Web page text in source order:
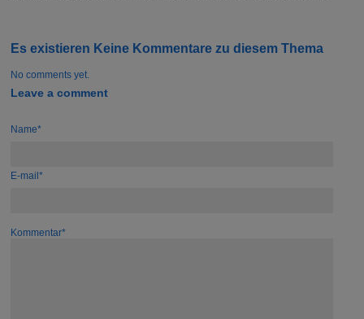
Es existieren Keine Kommentare zu diesem Thema
No comments yet.
Leave a comment
Name*
E-mail*
Kommentar*